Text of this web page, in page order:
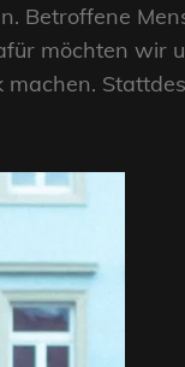
Betroffene
möchten wir